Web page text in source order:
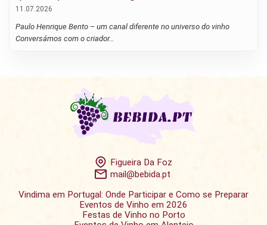
11.07.2026
Paulo Henrique Bento – um canal diferente no universo do vinho
Conversámos com o criador…
Figueira Da Foz
mail@bebida.pt
Vindima em Portugal: Onde Participar e Como se Preparar
Eventos de Vinho em 2026
Festas de Vinho no Porto